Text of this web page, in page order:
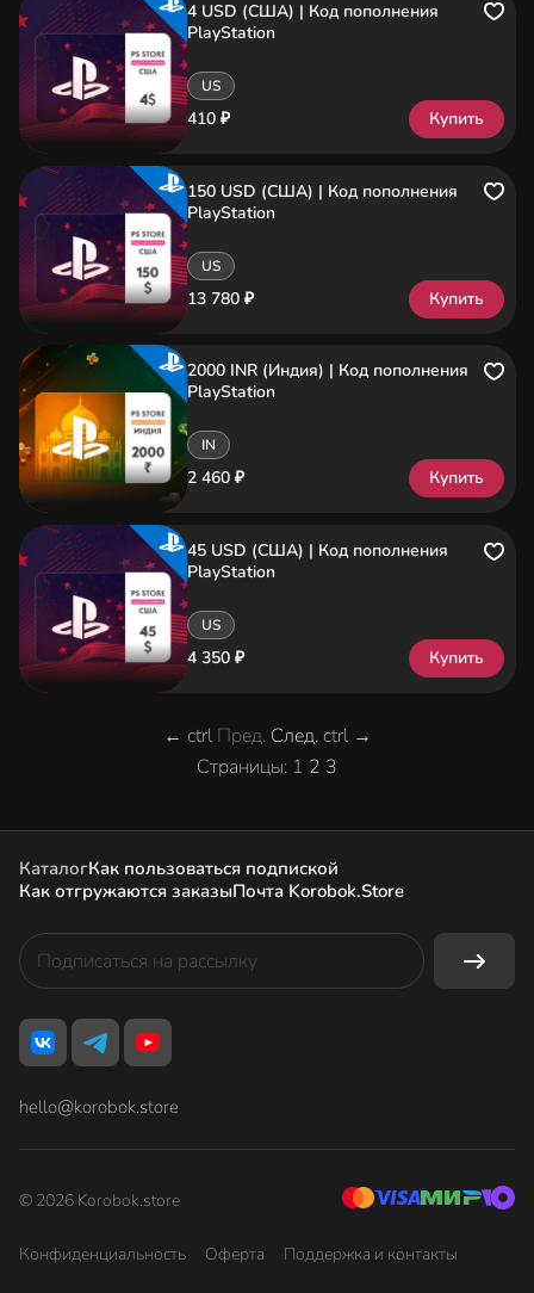
4 USD (США) | Код пополнения
PlayStation
US
410 ₽ Купить
150 USD (США) | Код пополнения
PlayStation
US
13 780 ₽ Купить
2000 INR (Индия) | Код пополнения
PlayStation
IN
2 460 ₽ Купить
45 USD (США) | Код пополнения
PlayStation
US
4 350 ₽ Купить
← ctrl Пред. След. ctrl →
Страницы: 1 2 3
КаталогКак пользоваться подпиской
Как отгружаются заказыПочта Korobok.Store
hello@korobok.store
© 2026 Korobok.store
Конфиденциальность Оферта Поддержка и контакты